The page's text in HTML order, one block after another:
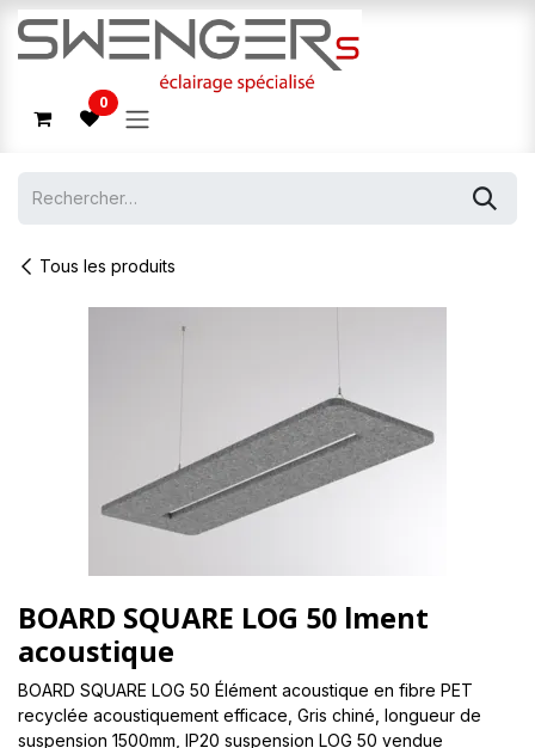
Se rendre au contenu
0
Tous les produits
BOARD SQUARE LOG 50 lment
acoustique
BOARD SQUARE LOG 50 Élément acoustique en fibre PET
recyclée acoustiquement efficace, Gris chiné, longueur de
suspension 1500mm, IP20 suspension LOG 50 vendue